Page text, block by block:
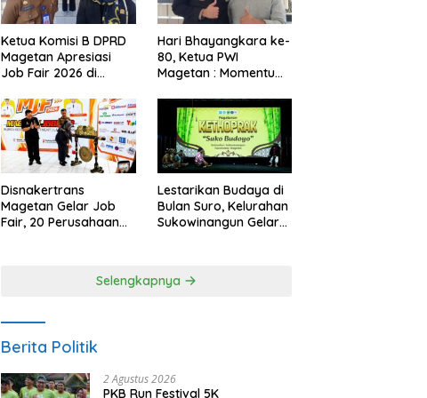
Ketua Komisi B DPRD
Magetan Apresiasi
Job Fair 2026 di
Anggaran
Hari Bhayangkara ke-
80, Ketua PWI
Magetan : Momentum
Kepercayaan Publik
Disnakertrans
Magetan Gelar Job
Fair, 20 Perusahaan
Lestarikan Budaya di
Bulan Suro, Kelurahan
Sukowinangun Gelar
Selengkapnya
Berita Politik
2 Agustus 2026
PKB Run Festival 5K